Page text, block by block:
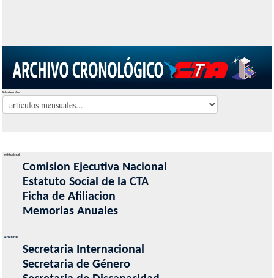
Seleccionar Mes
Institucional
Comision Ejecutiva Nacional
Estatuto Social de la CTA
Ficha de Afiliacion
Memorias Anuales
Secretarias
Secretaria Internacional
Secretaria de Género